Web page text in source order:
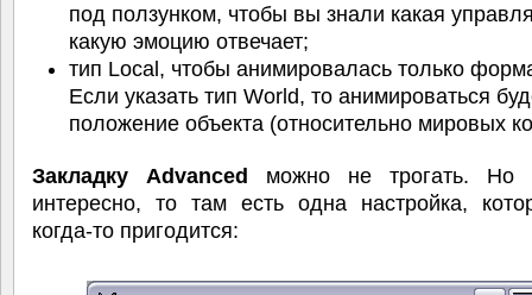
под ползунком, чтобы вы знали какая
какую эмоцию отвечает;
тип Local, чтобы анимировалась только
Если указать тип World, то анимироваться
положение объекта (относительно мировых
Закладку Advanced можно не трогать. Но
интересно, то там есть одна настройка,
когда-то пригодится: